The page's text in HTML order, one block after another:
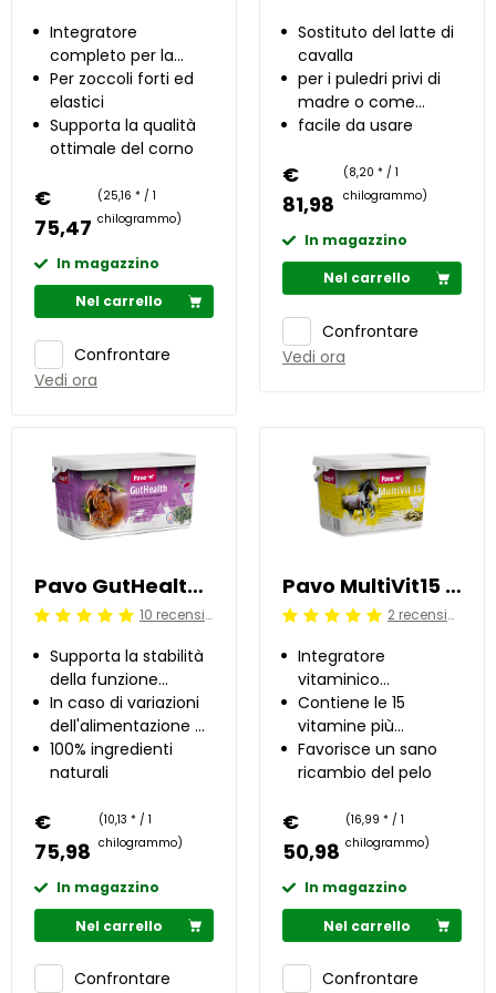
Integratore
completo per la
cura ottimale degli
zoccoli
Per zoccoli forti ed
elastici
Supporta la qualità
ottimale del corno
€
75,47
(25,16 * / 1
chilogrammo)
In magazzino
Nel carrello
Confrontare
Vedi ora
Sostituto del latte di
cavalla
per i puledri privi di
madre o come
supplemento se la
produce latte a
sufficienza
facile da usare
€
81,98
(8,20 * / 1
chilogrammo)
In magazzino
Nel carrello
Confrontare
Vedi ora
Pavo GutHealth 7.5 kg
Beoordeling: 5/5 10 recensioni
Supporta la stabilità
della funzione
intestinale
In caso di variazioni
dell'alimentazione o
di stress
100% ingredienti
naturali
€
75,98
(10,13 * / 1
chilogrammo)
In magazzino
Nel carrello
Confrontare
Pavo MultiVit15 3 kg
Beoordeling: 5/5 2 recensioni
Integratore
vitaminico
completo
Contiene le 15
vitamine più
importanti per i
cavalli
Favorisce un sano
ricambio del pelo
€
50,98
(16,99 * / 1
chilogrammo)
In magazzino
Nel carrello
Confrontare